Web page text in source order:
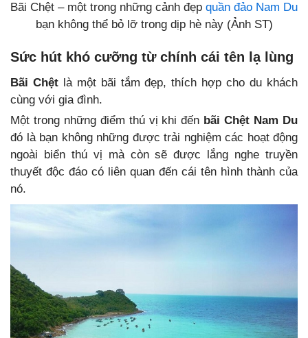
Bãi Chệt – một trong những cảnh đẹp quần đảo Nam Du
bạn không thể bỏ lỡ trong dịp hè này (Ảnh ST)
Sức hút khó cưỡng từ chính cái tên lạ lùng
Bãi Chệtlà một bãi tắm đẹp, thích hợp cho du khách
cùng với gia đình.
Một trong những điểm thú vị khi đến bãi Chệt Nam Du
đó là bạn không những được trải nghiệm các hoạt động
ngoài biển thú vị mà còn sẽ được lắng nghe truyền
thuyết độc đáo có liên quan đến cái tên hình thành của
nó.